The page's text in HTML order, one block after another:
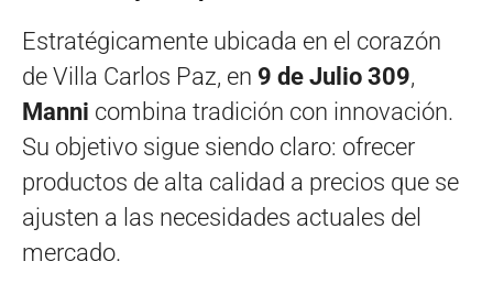
Estratégicamente ubicada en el corazón
de Villa Carlos Paz, en 9 de Julio 309,
Manni combina tradición con innovación.
Su objetivo sigue siendo claro: ofrecer
productos de alta calidad a precios que se
ajusten a las necesidades actuales del
mercado.